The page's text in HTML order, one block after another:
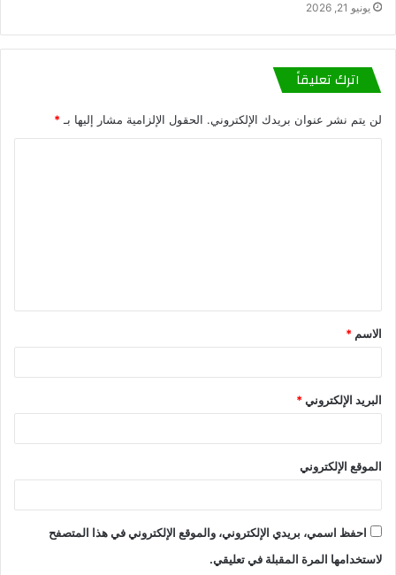
يونيو 21, 2026
اترك تعليقاً
لن يتم نشر عنوان بريدك الإلكتروني. الحقول الإلزامية مشار إليها بـ*
الاسم *
البريد الإلكتروني*
الموقع الإلكتروني
احفظ اسمي، بريدي الإلكتروني، والموقع الإلكتروني في هذا المتصفح
لاستخدامها المرة المقبلة في تعليقي.